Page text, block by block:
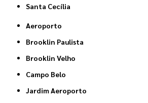
Santa Cecília
Aeroporto
Brooklin Paulista
Brooklin Velho
Campo Belo
Jardim Aeroporto